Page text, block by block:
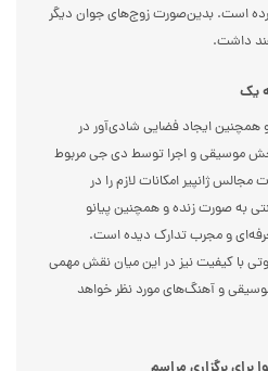
کرده است. بدین‌صورت زوج‌های جوان دیگر
داشت.
یک
ایجاد فضایی شادی‌آور در
موسیقی و اجرا توسط دی جی مربوط
ژانپیر امکانات لازم را در
به صورت زنده و همچنین پیانو
و مجرب تدارک دیده است.
با کیفیت نیز در این میان نقش مهمی
و آهنگ‌های مورد نظر خواهد